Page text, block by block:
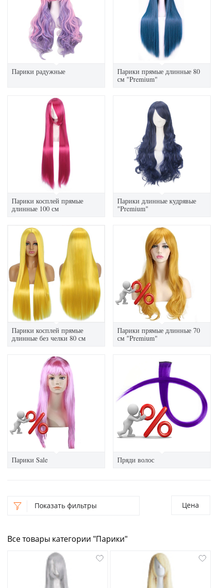
Парики радужные
Парики прямые длинные 80
см "Premium"
Парики косплей прямые
длинные 100 см
Парики длинные кудрявые
"Premium"
Парики косплей прямые
длинные без челки 80 см
Парики прямые длинные 70
см "Premium"
Парики Sale Пряди волос
Показать фильтры
Все товары категории "Парики"
Цена